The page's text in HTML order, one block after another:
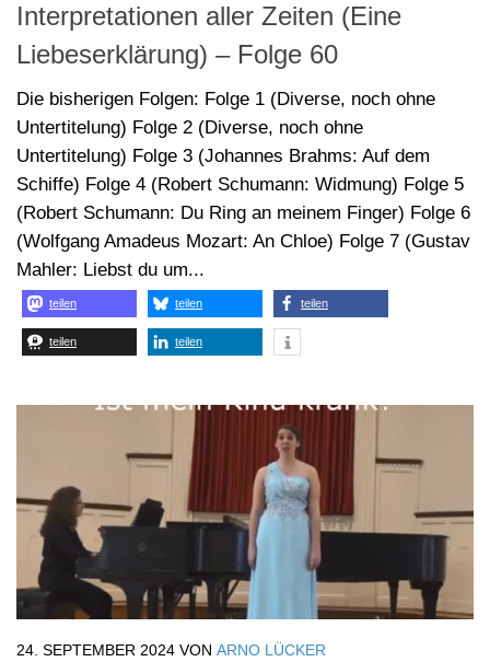
Interpretationen aller Zeiten (Eine
Liebeserklärung) – Folge 60
Die bisherigen Folgen: Folge 1 (Diverse, noch ohne
Untertitelung) Folge 2 (Diverse, noch ohne
Untertitelung) Folge 3 (Johannes Brahms: Auf dem
Schiffe) Folge 4 (Robert Schumann: Widmung) Folge 5
(Robert Schumann: Du Ring an meinem Finger) Folge 6
(Wolfgang Amadeus Mozart: An Chloe) Folge 7 (Gustav
Mahler: Liebst du um...
teilen teilen teilen
teilen teilen
24. SEPTEMBER 2024 VON ARNO LÜCKER